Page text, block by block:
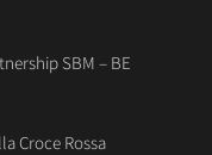
SBM – BE
Croce Rossa